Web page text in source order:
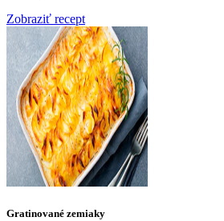
Zobraziť recept
Gratinované zemiaky